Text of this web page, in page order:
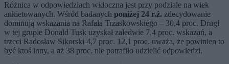
Różnica w odpowiedziach widoczna jest przy podziale na wiek
ankietowanych. Wśród badanych poniżej 24 r.ż. zdecydowanie
dominują wskazania na Rafała Trzaskowskiego – 30,4 proc. Drugi
w tej grupie Donald Tusk uzyskał zaledwie 7,4 proc. wskazań, a
trzeci Radosław Sikorski 4,7 proc. 12,1 proc. uważa, że powinien to
być ktoś inny, a aż 38 proc. nie potrafiło udzielić odpowiedzi.